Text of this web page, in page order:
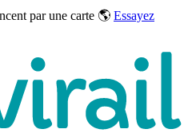
par une carte 🌎 Essayez